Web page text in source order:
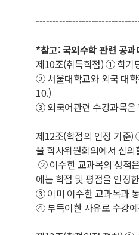
*참고: 국외수학 관련 공과
제10조(취득학점) ① 학기
② 서울대학교와 외국 대학
10.)
③ 외국어관련 수강과목은
제12조(학점의 인정 기준)
을 학사위원회의에서 심
② 이수한 교과목의 성적
에는 학점 및 평점을 인정
③ 이미 이수한 교과목과
④ 부득이한 사유로 수강예